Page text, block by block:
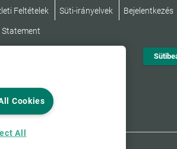
Feltételek Süti-irányelvek Bejelentkezés
Cookies
All